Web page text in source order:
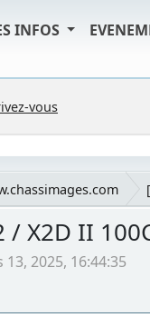
INFOS
vous
/ X2D II
2025, 16:44:35